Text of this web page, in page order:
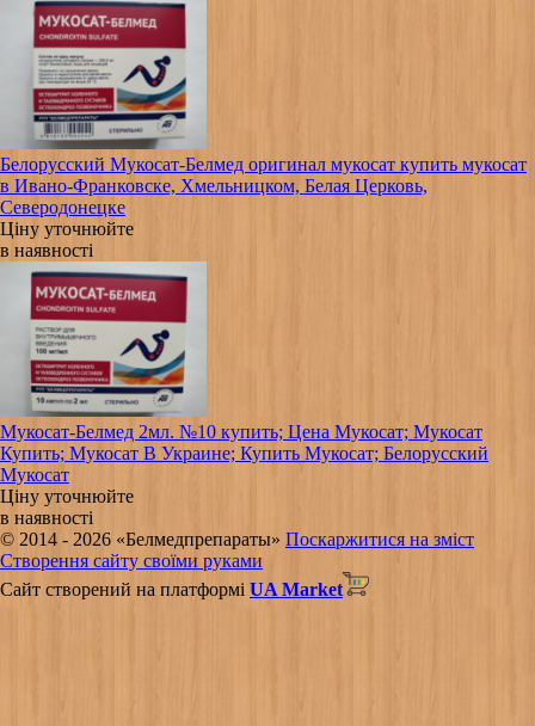
Белорусский Мукосат-Белмед оригинал мукосат купить мукосат
в Ивано-Франковске, Хмельницком, Белая Церковь,
Северодонецке
Ціну уточнюйте
в наявності
Мукосат-Белмед 2мл. №10 купить; Цена Мукосат; Мукосат
Купить; Мукосат В Украине; Купить Мукосат; Белорусский
Мукосат
Ціну уточнюйте
в наявності
© 2014 - 2026 «Белмедпрепараты» Поскаржитися на зміст
Створення сайту своїми руками
Сайт створений на платформі UA Market